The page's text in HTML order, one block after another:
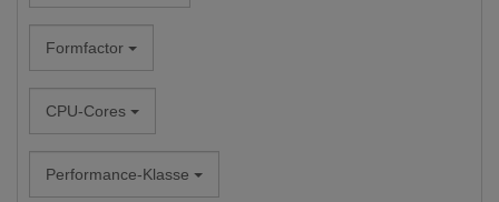
Formfactor
CPU-Cores
Performance-Klasse